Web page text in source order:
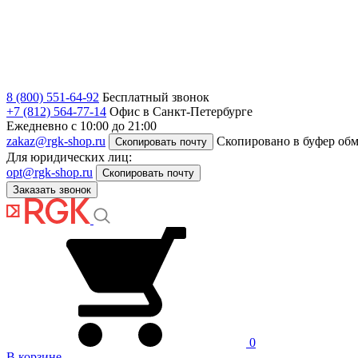
8 (800) 551-64-92 Бесплатный звонок
+7 (812) 564-77-14 Офис в Санкт-Петербурге
Ежедневно с 10:00 до 21:00
zakaz@rgk-shop.ru
Скопировать почту
Скопировано в буфер
Для юридических лиц:
opt@rgk-shop.ru
Скопировать почту
Заказать звонок
0